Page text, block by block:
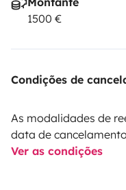
1500 €
Condições de
As modalidades de
data de
Ver as condições